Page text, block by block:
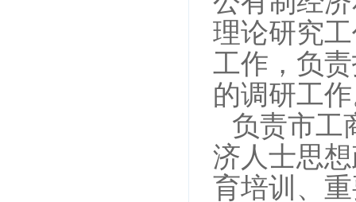
理论研究
工作，负
的调研工
负责市工
济人士思
育培训、